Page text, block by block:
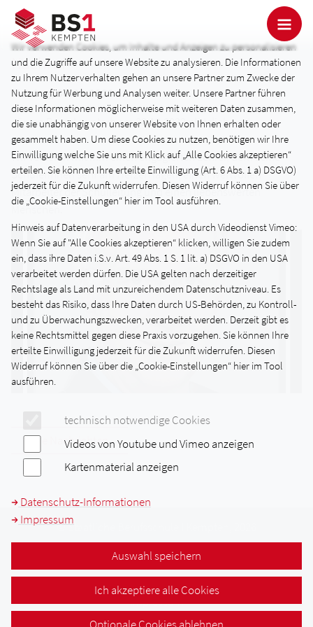
Nachruf
Montag, 30.01.2023
Jürgen Ressel verstarb am 30.12.2022 plötzlich und
unerwartet.
Wir verlieren mit ihm einen engagierten Lehrer, dem seine
SchülerInnen sehr am Herzen lagen, einen wertvollen
Mitarbeiter der Schulleitung und einen liebenswerten
Menschen.
alle Nachrichten
© Staatliche Berufsschule I Kempten, 2026
Kontakt
Datenschutz
Impressum
Sitemap
Wir verwenden Cookies, um Inhalte und Anzeigen zu personalisieren
und die Zugriffe auf unsere Website zu analysieren. Die Informationen
zu Ihrem Nutzerverhalten gehen an unsere Partner zum Zwecke der
Nutzung für Werbung und Analysen weiter. Unsere Partner führen
diese Informationen möglicherweise mit weiteren Daten zusammen,
die sie unabhängig von unserer Website von Ihnen erhalten oder
gesammelt haben. Um diese Cookies zu nutzen, benötigen wir Ihre
Einwilligung welche Sie uns mit Klick auf „Alle Cookies akzeptieren“
erteilen. Sie können Ihre erteilte Einwilligung (Art. 6 Abs. 1 a) DSGVO)
jederzeit für die Zukunft widerrufen. Diesen Widerruf können Sie über
die „Cookie-Einstellungen“ hier im Tool ausführen.
Hinweis auf Datenverarbeitung in den USA durch Videodienst Vimeo:
Wenn Sie auf "Alle Cookies akzeptieren“ klicken, willigen Sie zudem
ein, dass ihre Daten i.S.v. Art. 49 Abs. 1 S. 1 lit. a) DSGVO in den USA
verarbeitet werden dürfen. Die USA gelten nach derzeitiger
Rechtslage als Land mit unzureichendem Datenschutzniveau. Es
besteht das Risiko, dass Ihre Daten durch US-Behörden, zu Kontroll-
und zu Überwachungszwecken, verarbeitet werden. Derzeit gibt es
keine Rechtsmittel gegen diese Praxis vorzugehen. Sie können Ihre
erteilte Einwilligung jederzeit für die Zukunft widerrufen. Diesen
Widerruf können Sie über die „Cookie-Einstellungen“ hier im Tool
ausführen.
technisch notwendige Cookies
Videos von Youtube und Vimeo anzeigen
Kartenmaterial anzeigen
Datenschutz-Informationen
Impressum
Auswahl speichern
Ich akzeptiere alle Cookies
Optionale Cookies ablehnen